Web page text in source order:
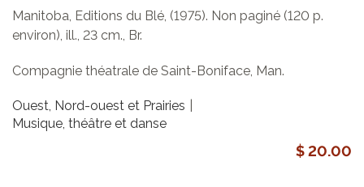
Manitoba, Editions du Blé, (1975). Non paginé (120 p.
environ), ill., 23 cm., Br.
Compagnie théatrale de Saint-Boniface, Man.
Ouest, Nord-ouest et Prairies
Musique, théâtre et danse
$ 20.00